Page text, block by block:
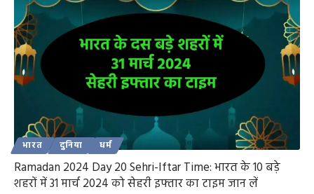
भारत दुनिया धर्म
Ramadan 2024 Day 20 Sehri-Iftar Time: भारत के 10 बड़े
शहरों में 31 मार्च 2024 को सेहरी इफ्तार का टाइम जान लें